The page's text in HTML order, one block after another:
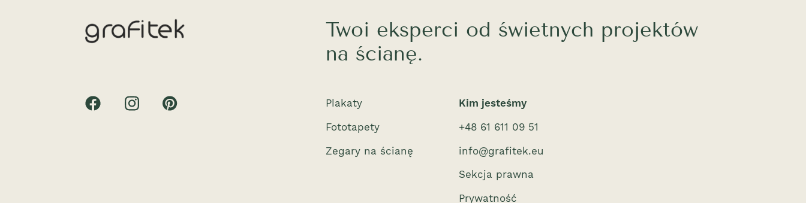
Twoi eksperci od świetnych projektów
na ścianę.
Kim jesteśmy
+48 61 611 09 51
info@grafitek.eu
Sekcja prawna
Prywatność
Plakaty
Fototapety
Zegary na ścianę